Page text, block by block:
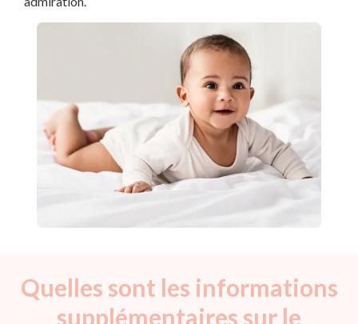
Quelles sont les informations
supplémentaires sur le